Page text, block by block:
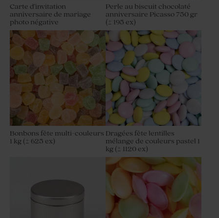
Carte d'invitation
anniversaire de mariage
photo négative
Perle au biscuit chocolaté
anniversaire Picasso 750 gr
(± 195 ex)
Bonbons fête multi-couleurs
1 kg (± 625 ex)
Dragées fête lentilles
mélange de couleurs pastel 1
kg (± 1120 ex)